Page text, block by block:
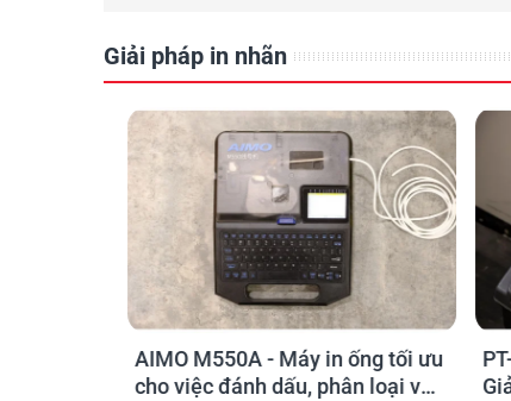
Nhãn in Dymo có thể được sử dụng ở
thống băng cassette đơn giản để dễ sử
Giải pháp in nhãn
AIMO M550A - Máy in ống tối ưu
cho việc đánh dấu, phân loại và